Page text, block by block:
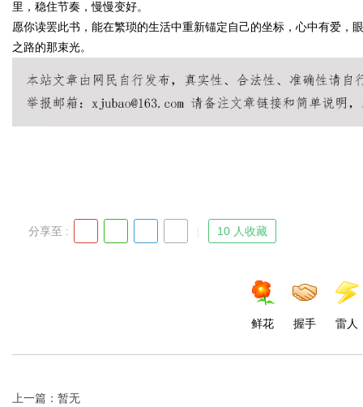
里，稳住节奏，慢慢变好。
愿你读罢此书，能在繁琐的生活中重新锚定自己的坐标，心中有爱，
之路的那束光。
分享至 : 10 人收藏
鲜花 握手 雷人
上一篇：暂无